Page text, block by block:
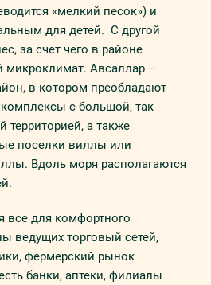
«мелкий песок») и
для детей. С другой
за счет чего в районе
микроклимат. Авсаллар –
в котором преобладают
с большой, так
территорией, а также
поселки виллы или
Вдоль моря располагаются
все для комфортного
ведущих торговый сетей,
фермерский рынок
банки, аптеки, филиалы